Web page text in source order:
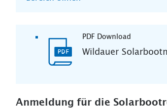
PDF Download
Wildauer
Anmeldung für die